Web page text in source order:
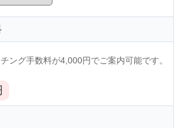
ング手数料が4,000円でご案内可能です。